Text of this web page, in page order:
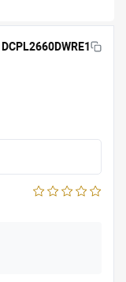
DCPL2660DWRE1